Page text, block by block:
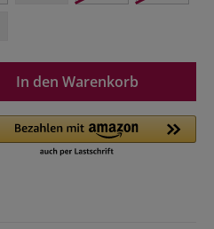
In den Warenkorb